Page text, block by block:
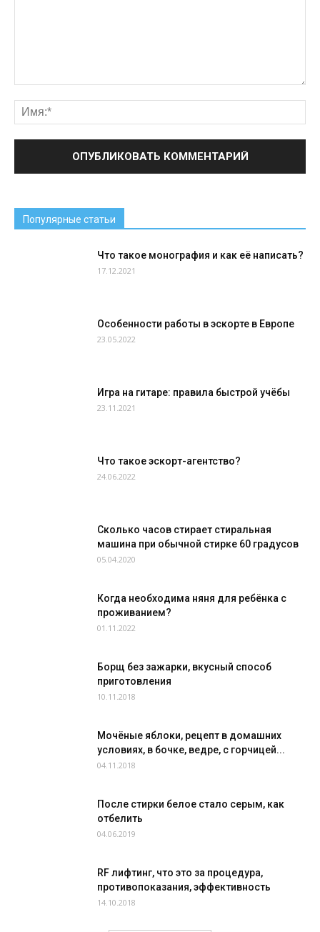
Популярные статьи
Что такое монография и как её написать?
17.12.2021
Особенности работы в эскорте в Европе
23.05.2022
Игра на гитаре: правила быстрой учёбы
23.11.2021
Что такое эскорт-агентство?
24.06.2022
Сколько часов стирает стиральная
машина при обычной стирке 60 градусов
05.04.2020
Когда необходима няня для ребёнка с
проживанием?
01.11.2022
Борщ без зажарки, вкусный способ
приготовления
10.11.2018
Мочёные яблоки, рецепт в домашних
условиях, в бочке, ведре, с горчицей...
04.11.2018
После стирки белое стало серым, как
отбелить
04.06.2019
RF лифтинг, что это за процедура,
противопоказания, эффективность
14.10.2018